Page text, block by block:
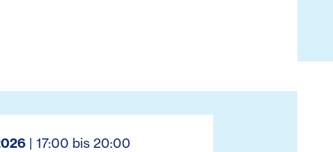
| 17:00 bis 20:00